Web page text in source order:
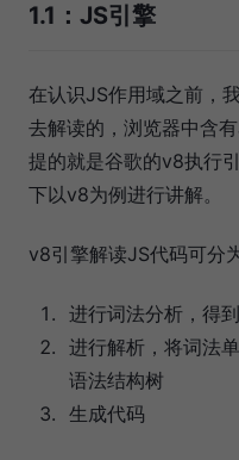
1.1：JS引擎
在认识JS作用域之前，
去解读的，浏览器中含
提的就是谷歌的v8执行
下以v8为例进行讲解。
v8引擎解读JS代码可分
进行词法分析，得
进行解析，将词法
语法结构树
生成代码